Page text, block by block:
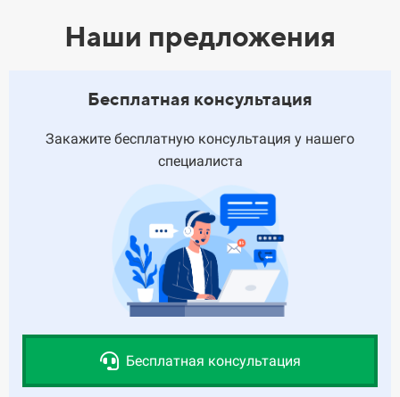
Наши предложения
Бесплатная консультация
Закажите бесплатную консультация у нашего
специалиста
Бесплатная консультация